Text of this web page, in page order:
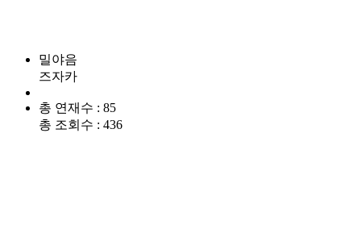
밀야음
즈자카
총 연재수 : 85
총 조회수 : 436